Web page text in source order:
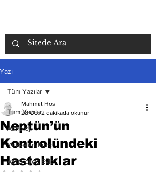
Yazı
Tüm Yazılar
Astroloji
Yükselen Burç
Astrolojide Evler
Tüm Yazılar
Neptün’ün
Kontrolündeki
Hastalıklar
Mahmut Hos
28 Oca 2 dakikada okunur